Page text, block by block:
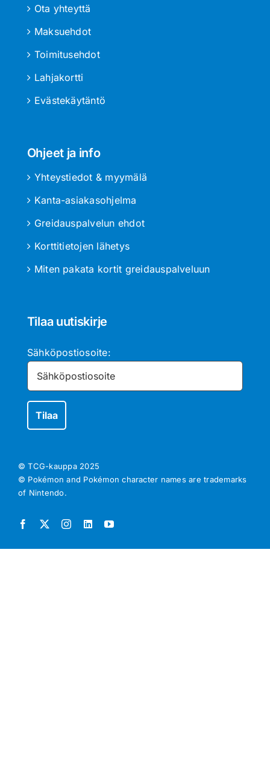
Ota yhteyttä
Maksuehdot
Toimitusehdot
Lahjakortti
Evästekäytäntö
Ohjeet ja info
Yhteystiedot & myymälä
Kanta-asiakasohjelma
Greidauspalvelun ehdot
Korttitietojen lähetys
Miten pakata kortit greidauspalveluun
Tilaa uutiskirje
Sähköpostiosoite:
© TCG-kauppa 2025
© Pokémon and Pokémon character names are trademarks
of Nintendo.